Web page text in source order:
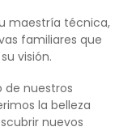
maestría técnica,
familiares que
visión.
de nuestros
la belleza
nuevos